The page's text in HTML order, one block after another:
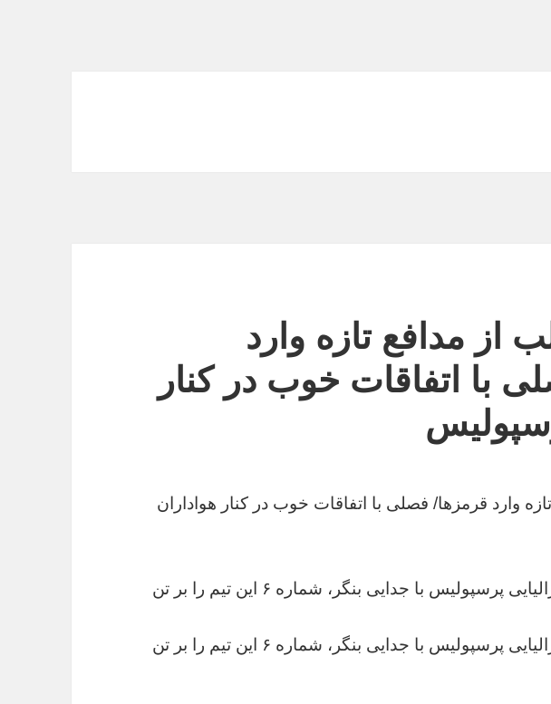
از مدافع تازه وارد
با اتفاقات خوب در کنار
وارد قرمزها/ فصلی با اتفاقات خوب در کنار هواداران
آنتونی گولچ، مدافع استرالیایی پرسپولیس با جدایی بنگر، شماره ۶ این تیم را بر تن
آنتونی گولچ، مدافع استرالیایی پرسپولیس با جدایی بنگر، شماره ۶ این تیم را بر تن